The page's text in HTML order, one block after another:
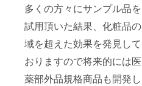
多くの方々にサンプル品を
試用頂いた結果、化粧品の
域を超えた効果を発見して
おりますので将来的には医
薬部外品規格商品も開発し